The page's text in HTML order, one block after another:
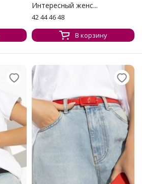
Интересный женс...
42 44 46 48
В корзину